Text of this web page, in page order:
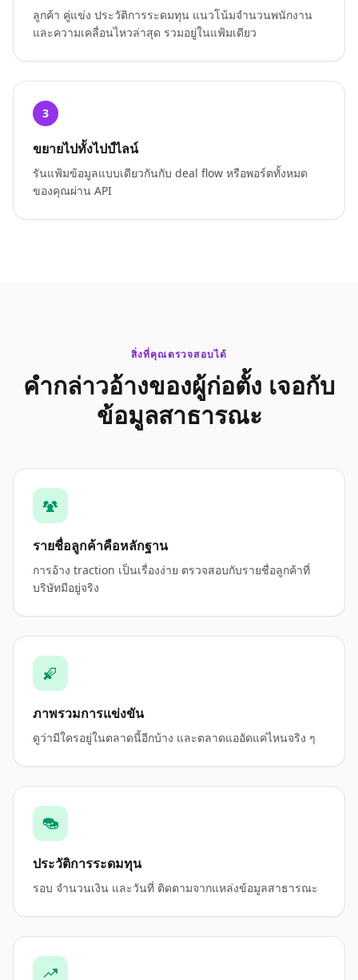
ลูกค้า คู่แข่ง ประวัติการระดมทุน แนวโน้มจำนวนพนักงาน
และความเคลื่อนไหวล่าสุด รวมอยู่ในแฟ้มเดียว
3
ขยายไปทั้งไปป์ไลน์
รันแฟ้มข้อมูลแบบเดียวกันกับ deal flow หรือพอร์ตทั้งหมด
ของคุณผ่าน API
สิ่งที่คุณตรวจสอบได้
คำกล่าวอ้างของผู้ก่อตั้ง เจอกับ
ข้อมูลสาธารณะ
รายชื่อลูกค้าคือหลักฐาน
การอ้าง traction เป็นเรื่องง่าย ตรวจสอบกับรายชื่อลูกค้าที่
บริษัทมีอยู่จริง
ภาพรวมการแข่งขัน
ดูว่ามีใครอยู่ในตลาดนี้อีกบ้าง และตลาดแออัดแค่ไหนจริง ๆ
ประวัติการระดมทุน
รอบ จำนวนเงิน และวันที่ ติดตามจากแหล่งข้อมูลสาธารณะ